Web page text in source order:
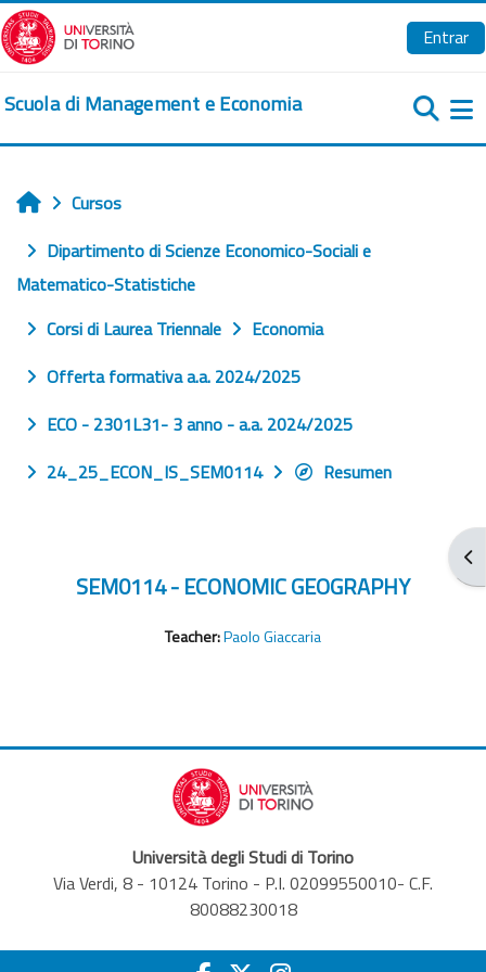
Salta al contenido principal
Entrar
Scuola di Management e Economia
Inicio
Cursos
Dipartimento di Scienze Economico-Sociali e
Matematico-Statistiche
Corsi di Laurea Triennale
Economia
Offerta formativa a.a. 2024/2025
ECO - 2301L31- 3 anno - a.a. 2024/2025
24_25_ECON_IS_SEM0114
Resumen
SEM0114 - ECONOMIC GEOGRAPHY
Teacher:Paolo Giaccaria
Università degli Studi di Torino
Via Verdi, 8 - 10124 Torino - P.I. 02099550010- C.F.
80088230018